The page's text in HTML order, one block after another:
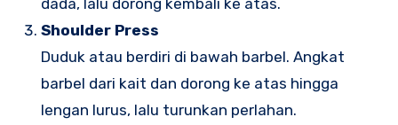
Shoulder Press
Duduk atau berdiri di bawah barbel. Angkat
barbel dari kait dan dorong ke atas hingga
lengan lurus, lalu turunkan perlahan.